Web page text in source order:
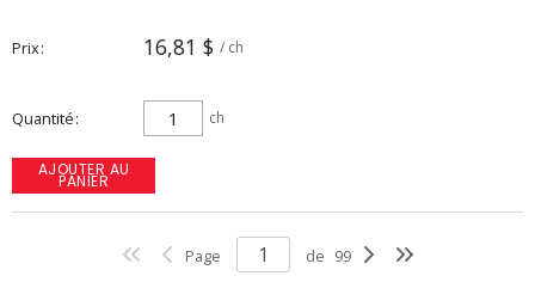
Prix 16,81 $ / ch
Quantité ch
AJOUTER AU
PANIER
Page de 99